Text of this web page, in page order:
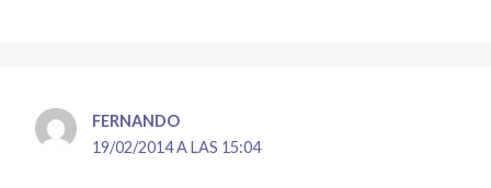
FERNANDO
19/02/2014 A LAS 15:04